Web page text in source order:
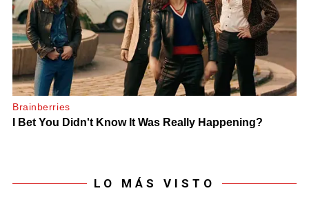
LO MÁS VISTO